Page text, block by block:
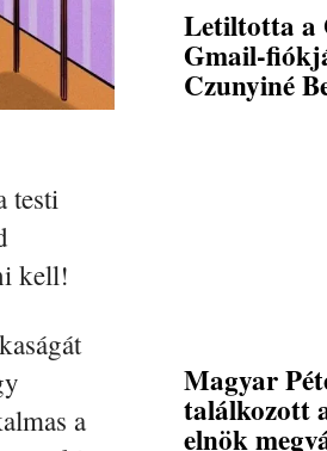
testi
kell!
a
Letiltotta a
Gmail-
Czunyiné
Magyar
találkozott
elnök